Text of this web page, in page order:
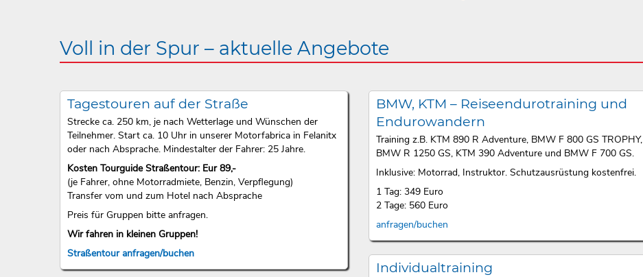
Voll in der Spur – aktuelle Angebote
Tagestouren auf der Straße
Strecke ca. 250 km, je nach Wetterlage und Wünschen der
Teilnehmer. Start ca. 10 Uhr in unserer Motorfabrica in Felanitx
oder nach Absprache. Mindestalter der Fahrer: 25 Jahre.
Kosten Tourguide Straßentour: Eur 89,-
(je Fahrer, ohne Motorradmiete, Benzin, Verpflegung)
Transfer vom und zum Hotel nach Absprache
Preis für Gruppen bitte anfragen.
Wir fahren in kleinen Gruppen!
Straßentour anfragen/buchen
BMW, KTM – Reiseendurotraining und
Endurowandern
Training z.B. KTM 890 R Adventure, BMW F 800 GS TROPHY,
BMW R 1250 GS, KTM 390 Adventure und BMW F 700 GS.
Inklusive: Motorrad, Instruktor. Schutzausrüstung kostenfrei.
1 Tag: 349 Euro
2 Tage: 560 Euro
anfragen/buchen
Individualtraining